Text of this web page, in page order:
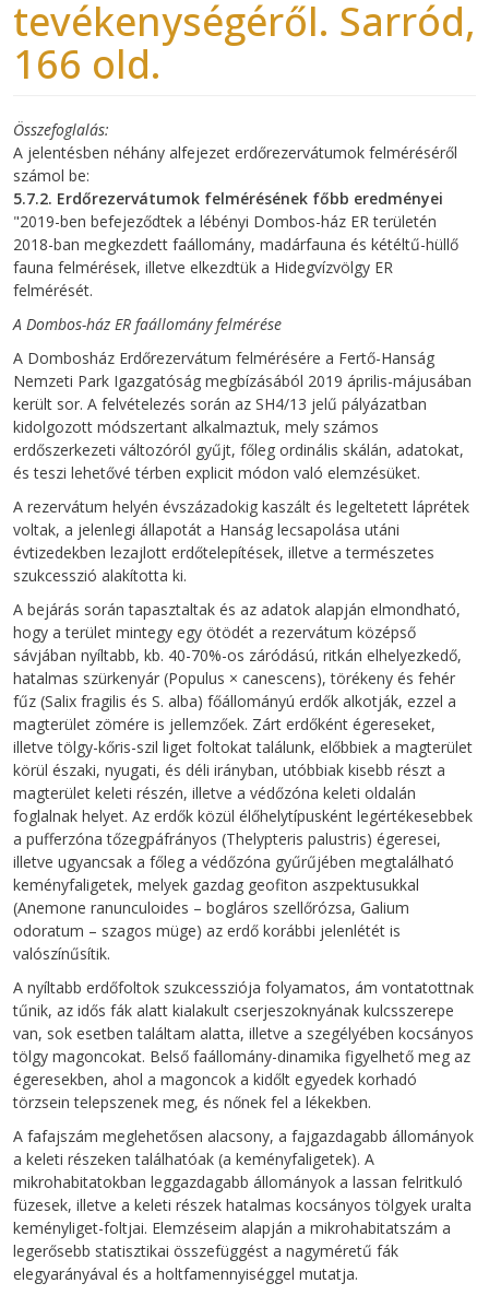
tevékenységéről. Sarród,
166 old.
Összefoglalás
A jelentésben néhány alfejezet erdőrezervátumok felméréséről
számol be:
5.7.2. Erdőrezervátumok felmérésének főbb eredményei
"2019-ben befejeződtek a lébényi Dombos-ház ER területén
2018-ban megkezdett faállomány, madárfauna és kétéltű-hüllő
fauna felmérések, illetve elkezdtük a Hidegvízvölgy ER
felmérését.
A Dombos-ház ER faállomány felmérése
A Dombosház Erdőrezervátum felmérésére a Fertő-Hanság
Nemzeti Park Igazgatóság megbízásából 2019 április-májusában
került sor. A felvételezés során az SH4/13 jelű pályázatban
kidolgozott módszertant alkalmaztuk, mely számos
erdőszerkezeti változóról gyűjt, főleg ordinális skálán, adatokat,
és teszi lehetővé térben explicit módon való elemzésüket.
A rezervátum helyén évszázadokig kaszált és legeltetett láprétek
voltak, a jelenlegi állapotát a Hanság lecsapolása utáni
évtizedekben lezajlott erdőtelepítések, illetve a természetes
szukcesszió alakította ki.
A bejárás során tapasztaltak és az adatok alapján elmondható,
hogy a terület mintegy egy ötödét a rezervátum középső
sávjában nyíltabb, kb. 40-70%-os záródású, ritkán elhelyezkedő,
hatalmas szürkenyár (Populus × canescens), törékeny és fehér
fűz (Salix fragilis és S. alba) főállományú erdők alkotják, ezzel a
magterület zömére is jellemzőek. Zárt erdőként égereseket,
illetve tölgy-kőris-szil liget foltokat találunk, előbbiek a magterület
körül északi, nyugati, és déli irányban, utóbbiak kisebb részt a
magterület keleti részén, illetve a védőzóna keleti oldalán
foglalnak helyet. Az erdők közül élőhelytípusként legértékesebbek
a pufferzóna tőzegpáfrányos (Thelypteris palustris) égeresei,
illetve ugyancsak a főleg a védőzóna gyűrűjében megtalálható
keményfaligetek, melyek gazdag geofiton aszpektusukkal
(Anemone ranunculoides – bogláros szellőrózsa, Galium
odoratum – szagos müge) az erdő korábbi jelenlétét is
valószínűsítik.
A nyíltabb erdőfoltok szukcessziója folyamatos, ám vontatottnak
tűnik, az idős fák alatt kialakult cserjeszoknyának kulcsszerepe
van, sok esetben találtam alatta, illetve a szegélyében kocsányos
tölgy magoncokat. Belső faállomány-dinamika figyelhető meg az
égeresekben, ahol a magoncok a kidőlt egyedek korhadó
törzsein telepszenek meg, és nőnek fel a lékekben.
A fafajszám meglehetősen alacsony, a fajgazdagabb állományok
a keleti részeken találhatóak (a keményfaligetek). A
mikrohabitatokban leggazdagabb állományok a lassan felritkuló
füzesek, illetve a keleti részek hatalmas kocsányos tölgyek uralta
keményliget-foltjai. Elemzéseim alapján a mikrohabitatszám a
legerősebb statisztikai összefüggést a nagyméretű fák
elegyarányával és a holtfamennyiséggel mutatja.